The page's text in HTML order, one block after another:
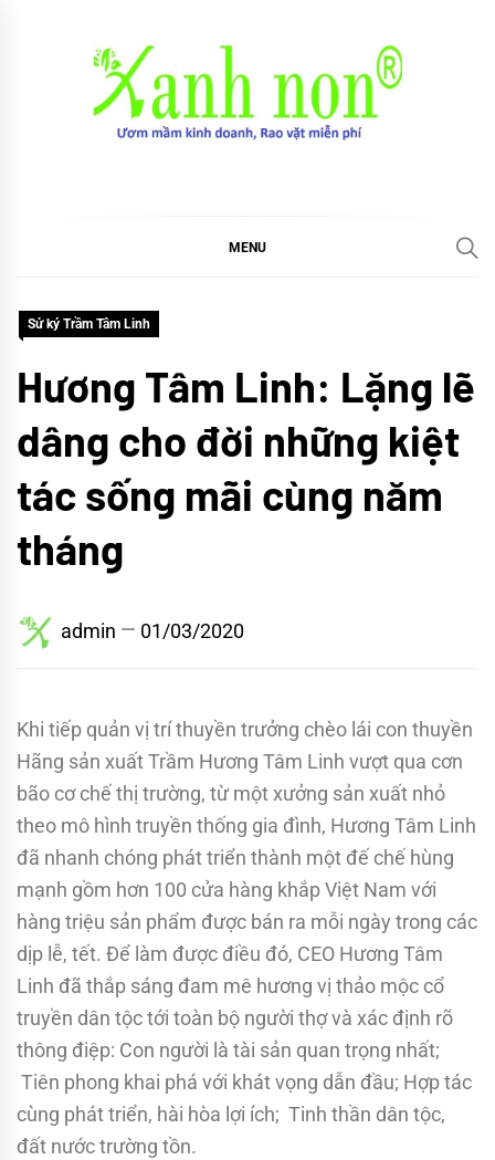
MENU
Sử ký Trầm Tâm Linh
Hương Tâm Linh: Lặng lẽ
dâng cho đời những kiệt
tác sống mãi cùng năm
tháng
admin 01/03/2020
Khi tiếp quản vị trí thuyền trưởng chèo lái con thuyền
Hãng sản xuất Trầm Hương Tâm Linh vượt qua cơn
bão cơ chế thị trường, từ một xưởng sản xuất nhỏ
theo mô hình truyền thống gia đình, Hương Tâm Linh
đã nhanh chóng phát triển thành một đế chế hùng
mạnh gồm hơn 100 cửa hàng khắp Việt Nam với
hàng triệu sản phẩm được bán ra mỗi ngày trong các
dịp lễ, tết. Để làm được điều đó, CEO Hương Tâm
Linh đã thắp sáng đam mê hương vị thảo mộc cổ
truyền dân tộc tới toàn bộ người thợ và xác định rõ
thông điệp: Con người là tài sản quan trọng nhất;
Tiên phong khai phá với khát vọng dẫn đầu; Hợp tác
cùng phát triển, hài hòa lợi ích; Tinh thần dân tộc,
đất nước trường tồn.